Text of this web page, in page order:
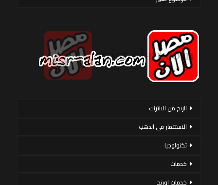
الربح من الانترنت
الاستثمار فى الذهب
تكنولوجيا
خدمات
خدمات اورنج